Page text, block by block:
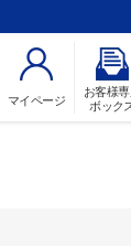
マイページ
お客様
ボック